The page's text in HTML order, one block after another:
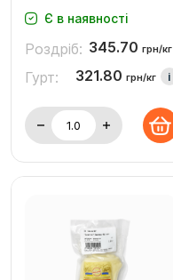
Є в наявності
Роздріб: 345.70 грн/кг
Гурт: 321.80 грн/кг i